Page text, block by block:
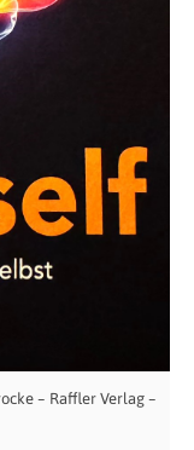
– Raffler Verlag –